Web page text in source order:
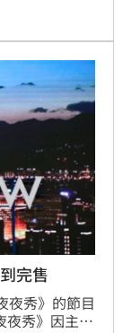
目走向，並
完售
夜秀》的節目
夜秀》因主持